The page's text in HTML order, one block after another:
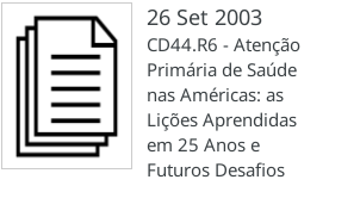
26 Set 2003
CD44.R6 - Atenção
Primária de Saúde
nas Américas: as
Lições Aprendidas
em 25 Anos e
Futuros Desafios